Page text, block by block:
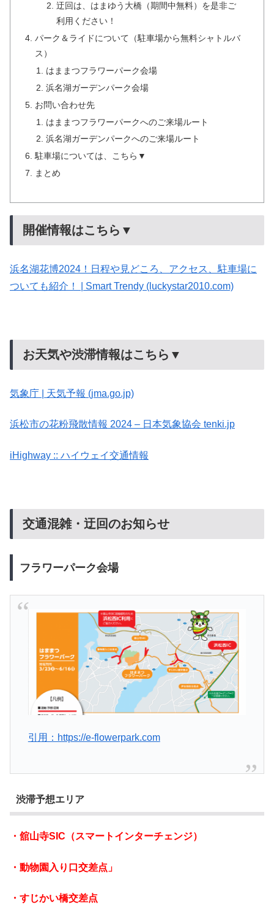
迂回は、はまゆう大橋（期間中無料）を是非ご
利用ください！
パーク＆ライドについて（駐車場から無料シャトルバ
ス）
はままつフラワーパーク会場
浜名湖ガーデンパーク会場
お問い合わせ先
はままつフラワーパークへのご来場ルート
浜名湖ガーデンパークへのご来場ルート
駐車場については、こちら▼
まとめ
開催情報はこちら▼
浜名湖花博2024！日程や見どころ、アクセス、駐車場に
ついても紹介！ | Smart Trendy (luckystar2010.com)
お天気や渋滞情報はこちら▼
気象庁 | 天気予報 (jma.go.jp)
浜松市の花粉飛散情報 2024 – 日本気象協会 tenki.jp
iHighway :: ハイウェイ交通情報
交通混雑・迂回のお知らせ
フラワーパーク会場
引用：https://e-flowerpark.com
渋滞予想エリア
・舘山寺SIC（スマートインターチェンジ）
・動物園入り口交差点」
・すじかい橋交差点